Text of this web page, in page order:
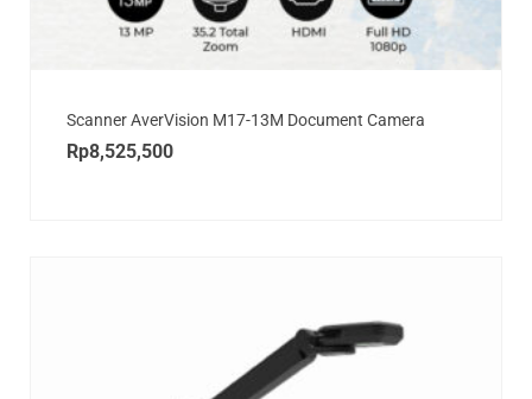
Scanner AverVision M17-13M Document Camera
Rp8,525,500